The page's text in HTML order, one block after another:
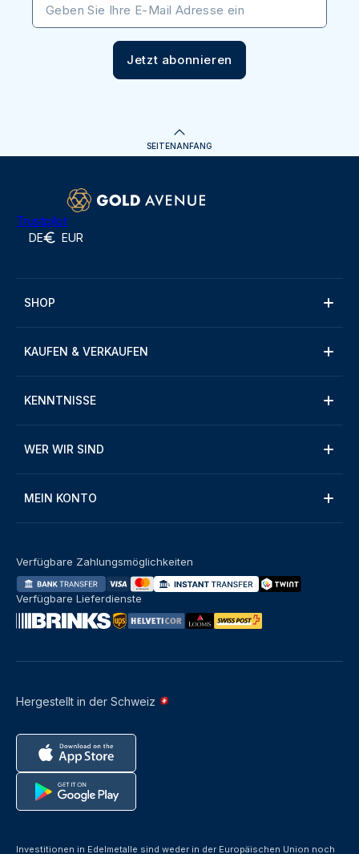
Geben Sie Ihre E-Mail Adresse ein
Jetzt abonnieren
SEITENANFANG
Trustpilot
DE EUR
SHOP
KAUFEN & VERKAUFEN
KENNTNISSE
WER WIR SIND
MEIN KONTO
Hergestellt in der Schweiz
Verfügbare Zahlungsmöglichkeiten
Verfügbare Lieferdienste
Investitionen in Edelmetalle sind weder in der Europäischen Union noch